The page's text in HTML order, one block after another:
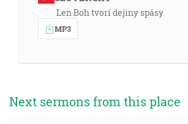
Len Boh tvorí dejiny spásy
MP3
Next sermons from this place